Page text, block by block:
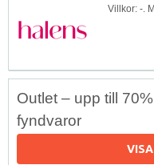
Villkor: -.
Outlet – upp till
fyndvaror